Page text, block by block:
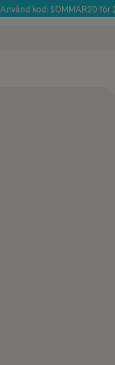
Använd kod: SOMMAR20 för